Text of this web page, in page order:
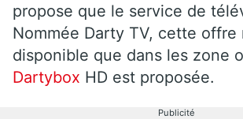
propose que le service de
Nommée Darty TV, cette offre
disponible que dans les zone
Dartybox HD est proposée.
Publicité